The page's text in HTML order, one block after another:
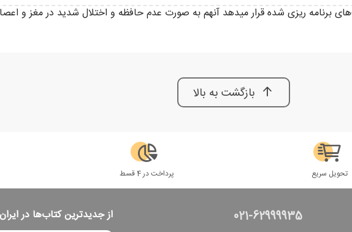
برنامه ریزی شده قرار میدهد آنهم به صورت عدم حافظه و اختلال شدید در مغز و
بازگشت به بالا
تحویل سریع پرداخت در 4 قسط
021-62999935 از جدیدترین کتاب‌ها در